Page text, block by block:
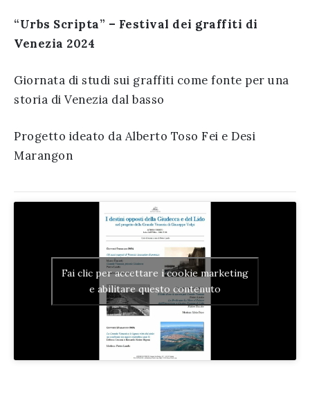
“Urbs Scripta” – Festival dei graffiti di
Venezia 2024
Giornata di studi sui graffiti come fonte per una
storia di Venezia dal basso
Progetto ideato da Alberto Toso Fei e Desi
Marangon
Fai clic per accettare i cookie marketing
e abilitare questo contenuto